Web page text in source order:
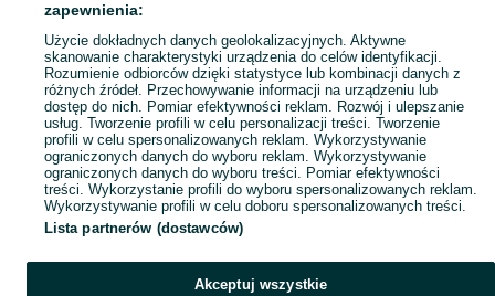
Popularne wyszukiwania
zapewnienia:
Użycie dokładnych danych geolokalizacyjnych. Aktywne
skanowanie charakterystyki urządzenia do celów identyfikacji.
Rozumienie odbiorców dzięki statystyce lub kombinacji danych z
różnych źródeł. Przechowywanie informacji na urządzeniu lub
dostęp do nich. Pomiar efektywności reklam. Rozwój i ulepszanie
usług. Tworzenie profili w celu personalizacji treści. Tworzenie
profili w celu spersonalizowanych reklam. Wykorzystywanie
ograniczonych danych do wyboru reklam. Wykorzystywanie
ograniczonych danych do wyboru treści. Pomiar efektywności
treści. Wykorzystanie profili do wyboru spersonalizowanych reklam.
Wykorzystywanie profili w celu doboru spersonalizowanych treści.
Lista partnerów (dostawców)
Akceptuj wszystkie